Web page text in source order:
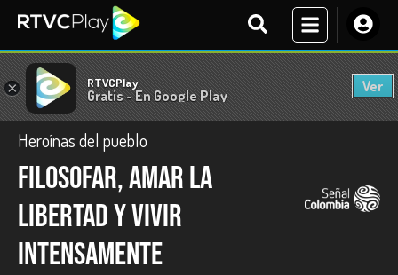
× RTVCPlay
Gratis - En Google Play
Ver
Heroínas del pueblo
Filosofar, amar la
libertad y vivir
intensamente